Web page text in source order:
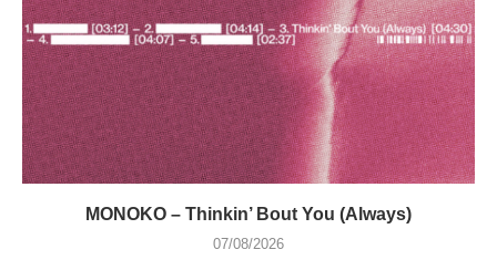
MONOKO – Thinkin’ Bout You (Always)
07/08/2026